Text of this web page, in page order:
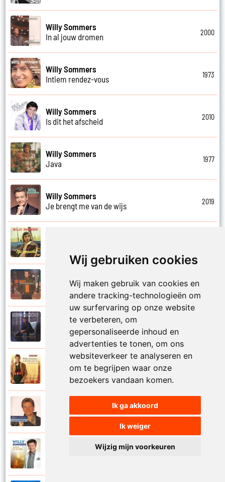
Wij gebruiken cookies
Wij maken gebruik van cookies en
andere tracking-technologieën om
uw surfervaring op onze website
te verbeteren, om
gepersonaliseerde inhoud en
advertenties te tonen, om ons
websiteverkeer te analyseren en
om te begrijpen waar onze
bezoekers vandaan komen.
Ik ga akkoord
Ik weiger
Wijzig mijn voorkeuren
Willy Sommers
In al jouw dromen
2000
Willy Sommers
Intiem rendez-vous
1973
Willy Sommers
Is dit het afscheid
2010
Willy Sommers
Java
1977
Willy Sommers
Je brengt me van de wijs
2019
Willy Sommers
Je schenkt hem de dans
Willy Sommers
Willy Sommers
Jij bent alles voor mij
Jij bent als een droom
2004
Willy Sommers